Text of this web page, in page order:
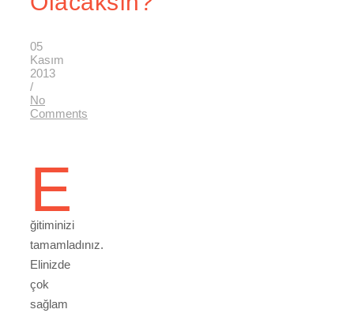
05
Kasım
2013
/
No
Comments
E
ğitiminizi
tamamladınız.
Elinizde
çok
sağlam